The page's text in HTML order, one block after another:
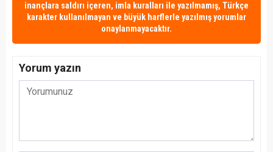
inançlara saldırı içeren, imla kuralları ile yazılmamış, Türkçe
karakter kullanılmayan ve büyük harflerle yazılmış yorumlar
onaylanmayacaktır.
Yorum yazın